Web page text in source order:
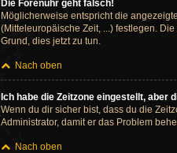
Die Forenuhr geht falsch!
Möglicherweise entspricht die
(Mitteleuropäische Zeit, ...) festlegen.
Grund, dies jetzt zu tun.
Nach oben
Ich habe die Zeitzone eingestellt, aber
Wenn du dir sicher bist, dass du die
Administrator, damit er das Problem
Nach oben